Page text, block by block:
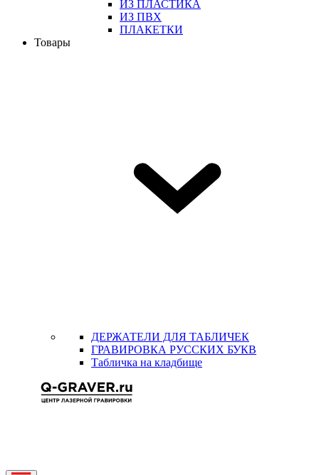
ИЗ ПЛАСТИКА
ИЗ ПВХ
ПЛАКЕТКИ
Товары
ДЕРЖАТЕЛИ ДЛЯ ТАБЛИЧЕК
ГРАВИРОВКА РУССКИХ БУКВ
Табличка на кладбище